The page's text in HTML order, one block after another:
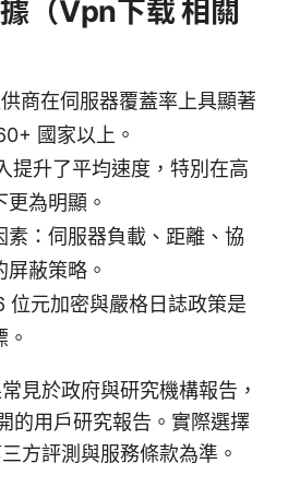
（Vpn下载 相關
商在伺服器覆蓋率上具顯著
國家以上。
提升了平均速度，特別在高
為明顯。
素：伺服器負載、距離、協
蔽策略。
位元加密與嚴格日誌政策是
見於政府與研究機構報告，
的用戶研究報告。實際選擇
方評測與服務條款為準。